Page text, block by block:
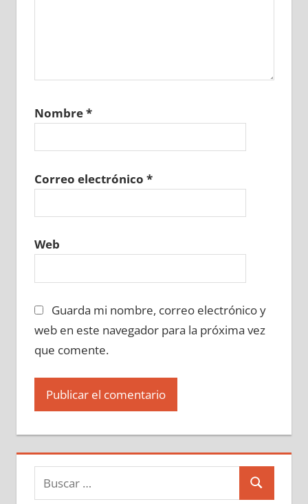
Nombre*
Correo electrónico *
Web
Guarda mi nombre, correo electrónico y
web en este navegador para la próxima vez
que comente.
Buscar